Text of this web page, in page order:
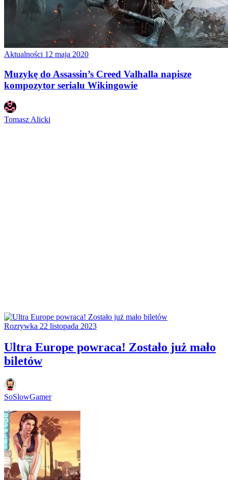
Aktualności 12 maja 2020
Muzykę do Assassin’s Creed Valhalla napisze
kompozytor serialu Wikingowie
Tomasz Alicki
Rozrywka 22 listopada 2023
Ultra Europe powraca! Zostało już mało
biletów
SoSlowGamer